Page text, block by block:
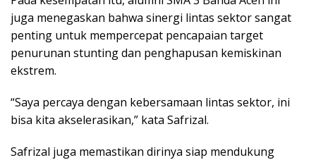
juga menegaskan bahwa sinergi lintas sektor sangat
penting untuk mempercepat pencapaian target
penurunan stunting dan penghapusan kemiskinan
ekstrem.
“Saya percaya dengan kebersamaan lintas sektor, ini
bisa kita akselerasikan,” kata Safrizal.
Safrizal juga memastikan dirinya siap mendukung